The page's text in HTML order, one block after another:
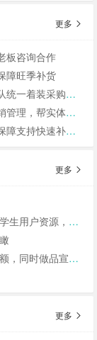
更多
板咨询合作
障旺季补货
着装采购需求
商家轻量化运营
，寻求b端商家合作
更多
学生日常消费的产品，可保RIO
宣和私域搭建！
更多